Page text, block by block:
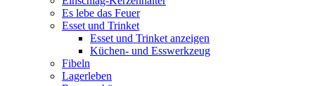
Es lebe das Feuer
Esset und Trinket
Esset und Trinket anzeigen
Küchen- und Esswerkzeug
Fibeln
Lagerleben